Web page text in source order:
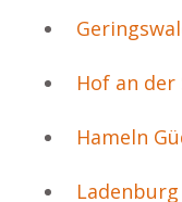
Hof an der
Hameln
Ladenburg